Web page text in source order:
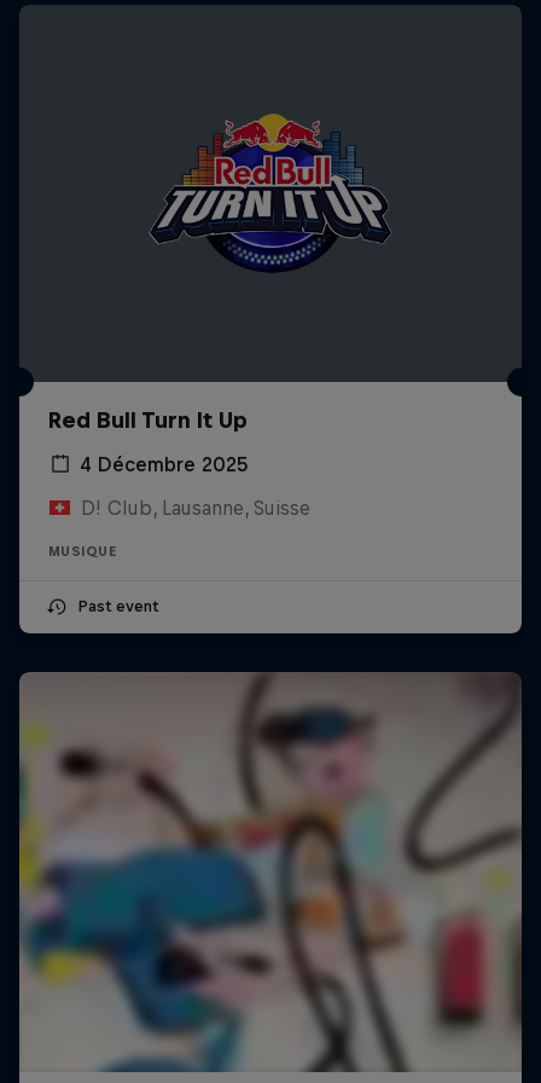
Red Bull Turn It Up
4 Décembre 2025
D! Club, Lausanne, Suisse
MUSIQUE
Past event